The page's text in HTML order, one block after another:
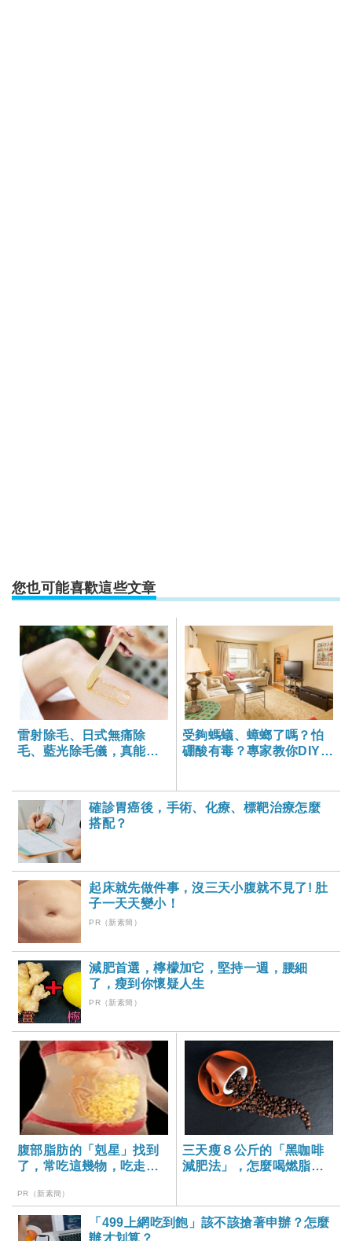
您也可能喜歡這些文章
雷射除毛、日式無痛除
毛、藍光除毛儀，真能永
受夠螞蟻、蟑螂了嗎？怕
硼酸有毒？專家教你DIY環
確診胃癌後，手術、化療、標靶治療怎麼
搭配？
起床就先做件事，沒三天小腹就不見了! 肚
子一天天變小！
PR（新素簡）
減肥首選，檸檬加它，堅持一週，腰細
了，瘦到你懷疑人生
PR（新素簡）
腹部脂肪的「剋星」找到
了，常吃這幾物，吃走大
PR（新素簡）
三天瘦８公斤的「黑咖啡
減肥法」，怎麼喝燃脂效
「499上網吃到飽」該不該搶著申辦？怎麼
辦才划算？